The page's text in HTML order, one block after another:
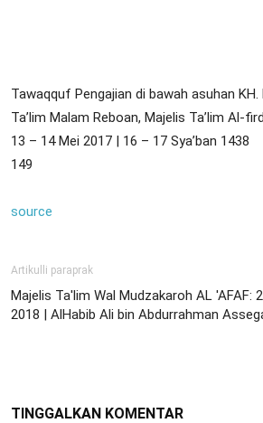
Tawaqquf Pengajian di bawah asuhan
Ta’lim Malam Reboan, Majelis Ta’lim Al-
13 – 14 Mei 2017 | 16 – 17 Sya’ban 1438
149
source
Artikulli paraprak
Majelis Ta'lim Wal Mudzakaroh AL 'AFAF:
2018 | AlHabib Ali bin Abdurrahman
TINGGALKAN KOMENTAR